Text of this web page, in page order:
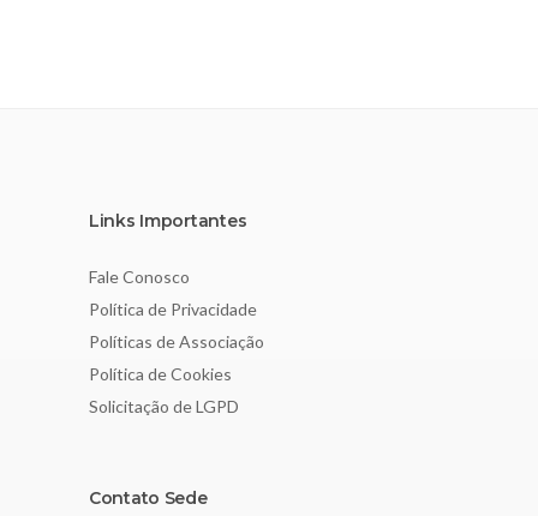
Links Importantes
Fale Conosco
Política de Privacidade
Políticas de Associação
Política de Cookies
Solicitação de LGPD
Contato Sede